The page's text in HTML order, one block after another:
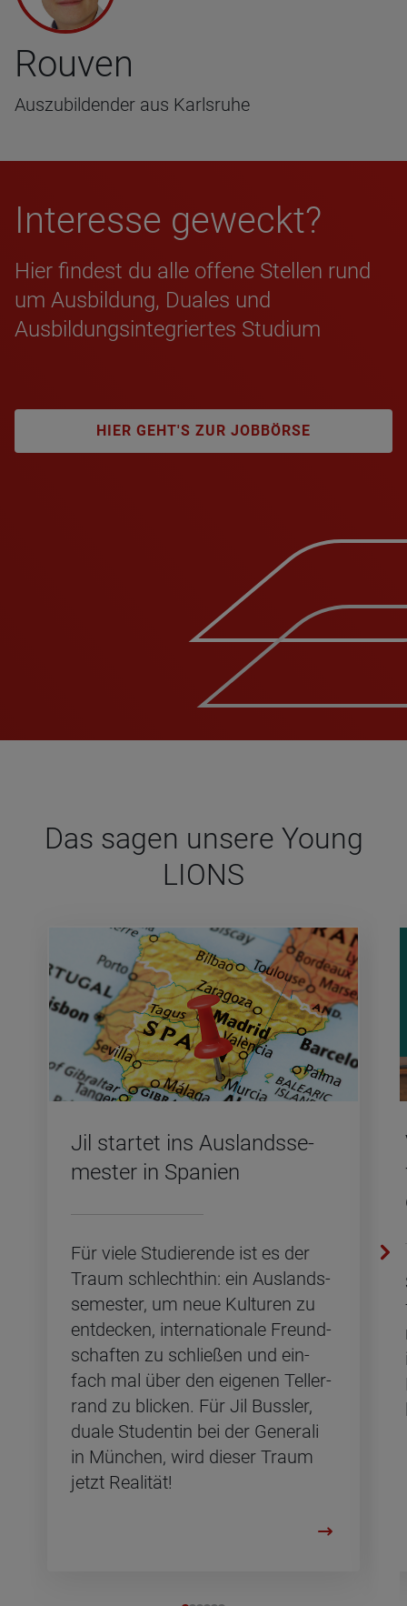
Rouven
Auszubildender aus Karlsruhe
Inter­esse geweckt?
Hier findest du alle offene Stellen rund
um Ausbildung, Duales und
Ausbildungsintegriertes Studium
HIER GEHT'S ZUR JOBBÖRSE
Das sagen unsere Young
LIONS
Jil star­tet ins Aus­lands­se­
mes­ter in Spa­ni­en
Für viele Stu­die­ren­de ist es der
Traum schlecht­hin: ein Aus­lands­
se­mes­ter, um neue Kul­tu­ren zu
ent­de­cken, in­ter­na­tio­na­le Freund­
schaf­ten zu schlie­ßen und ein­
fach mal über den ei­ge­nen Tel­ler­
rand zu bli­cken. Für Jil Buss­ler,
duale Stu­den­tin bei der Ge­ne­ra­li
in Mün­chen, wird die­ser Traum
jetzt Rea­li­tät!